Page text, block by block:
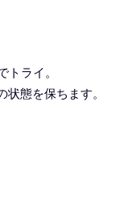
ライ。
態を保ちます。